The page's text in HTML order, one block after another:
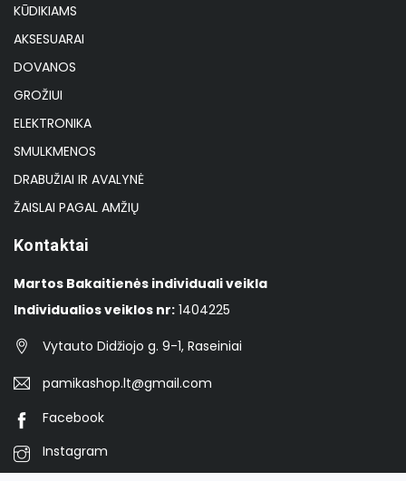
KŪDIKIAMS
AKSESUARAI
DOVANOS
GROŽIUI
ELEKTRONIKA
SMULKMENOS
DRABUŽIAI IR AVALYNĖ
ŽAISLAI PAGAL AMŽIŲ
Kontaktai
Martos Bakaitienės individuali veikla
Individualios veiklos nr: 1404225
Vytauto Didžiojo g. 9-1, Raseiniai
pamikashop.lt@gmail.com
Facebook
Instagram